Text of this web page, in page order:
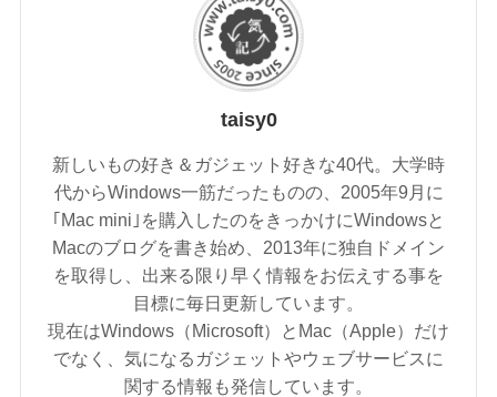
taisy0
新しいもの好き＆ガジェット好きな40代。大学時
代からWindows一筋だったものの、2005年9月に
｢Mac mini｣を購入したのをきっかけにWindowsと
Macのブログを書き始め、2013年に独自ドメイン
を取得し、出来る限り早く情報をお伝えする事を
目標に毎日更新しています。
現在はWindows（Microsoft）とMac（Apple）だけ
でなく、気になるガジェットやウェブサービスに
関する情報も発信しています。